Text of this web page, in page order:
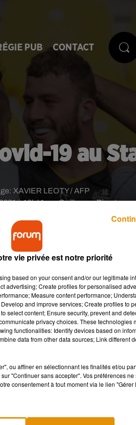
PUB CONTACT
19 au
à 10h41 par Guillaume Pivert
XAVIER LEOTY / AFP
semaine.
lundi 11 janvier. Une campagne
il y a quelques jours parmi les
92 avait dû être annulé. Au total,
indique leclubce mardi
vie privée est notre priorité
based on your consent and/or our legitimate
advertising; Create profiles for personalised
Measure content performance;
and improve services; Create profiles to
select content; Ensure security, prevent and
privacy choices. These technologies
functionalities: Identify devices based on
data from other data sources; Link different
ou affiner en sélectionnant les finalités et/ou
"Continuer sans accepter". Vos préférences
consentement à tout moment via le lien